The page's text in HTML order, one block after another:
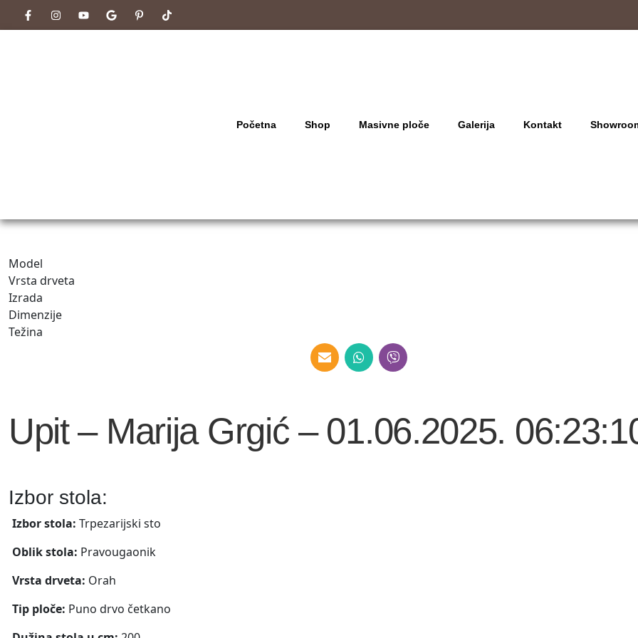
Početna Shop Masivne ploče Galerija Kontakt
Model
Vrsta drveta
Izrada
Dimenzije
Težina
Upit – Marija Grgić – 01.06.2025.
Izbor stola:
Izbor stola: Trpezarijski sto
Oblik stola: Pravougaonik
Vrsta drveta: Orah
Tip ploče: Puno drvo četkano